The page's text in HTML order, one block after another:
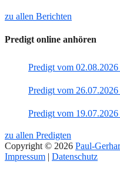
zu allen Berichten
Predigt online anhören
Predigt vom 02.08.2026
Predigt vom 26.07.2026
Predigt vom 19.07.2026
zu allen Predigten
Copyright © 2026 Paul-
Impressum | Datenschutz